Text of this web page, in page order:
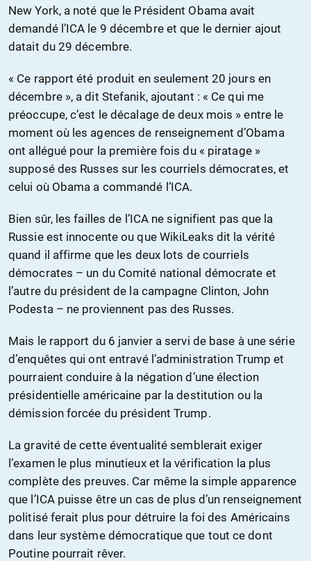
New York, a noté que le Président Obama avait
demandé l’ICA le 9 décembre et que le dernier ajout
datait du 29 décembre.
« Ce rapport été produit en seulement 20 jours en
décembre », a dit Stefanik, ajoutant : « Ce qui me
préoccupe, c’est le décalage de deux mois » entre le
moment où les agences de renseignement d’Obama
ont allégué pour la première fois du « piratage »
supposé des Russes sur les courriels démocrates, et
celui où Obama a commandé l’ICA.
Bien sûr, les failles de l’ICA ne signifient pas que la
Russie est innocente ou que WikiLeaks dit la vérité
quand il affirme que les deux lots de courriels
démocrates – un du Comité national démocrate et
l’autre du président de la campagne Clinton, John
Podesta – ne proviennent pas des Russes.
Mais le rapport du 6 janvier a servi de base à une série
d’enquêtes qui ont entravé l’administration Trump et
pourraient conduire à la négation d’une élection
présidentielle américaine par la destitution ou la
démission forcée du président Trump.
La gravité de cette éventualité semblerait exiger
l’examen le plus minutieux et la vérification la plus
complète des preuves. Car même la simple apparence
que l’ICA puisse être un cas de plus d’un renseignement
politisé ferait plus pour détruire la foi des Américains
dans leur système démocratique que tout ce dont
Poutine pourrait rêver.